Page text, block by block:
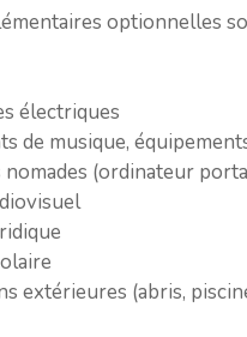
optionnelles
électriques
de musique,
nomades (ordinateur
extérieures (abris,